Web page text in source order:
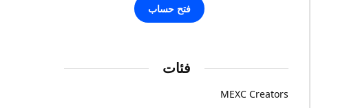
فتح حساب
فئات
MEXC Creators